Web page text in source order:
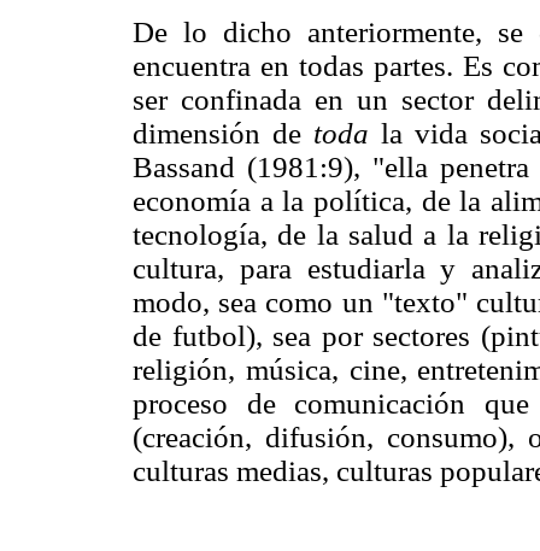
De lo dicho anteriormente, se
encuentra en todas partes. Es
ser confinada en un sector
dimensión de toda la vida
Bassand (1981:9), "ella
economía a la política, de la
tecnología, de la salud a la
cultura, para estudiarla y
modo, sea como un "texto"
de futbol), sea por sectores
religión, música, cine,
proceso de comunicación
(creación, difusión, consumo),
culturas medias, culturas